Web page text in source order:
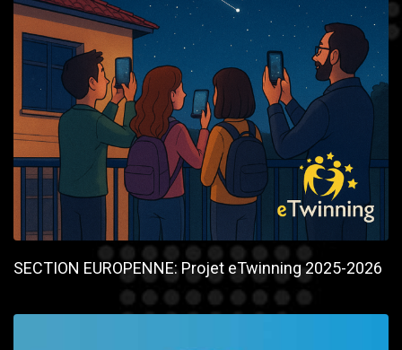
SECTION EUROPENNE: Projet eTwinning 2025-2026